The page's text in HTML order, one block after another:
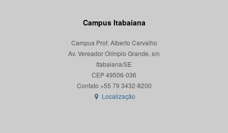
Campus Itabaiana
Campus Prof. Alberto Carvalho
Av. Vereador Olímpio Grande, s/n
Itabaiana/SE
CEP 49506-036
Localização